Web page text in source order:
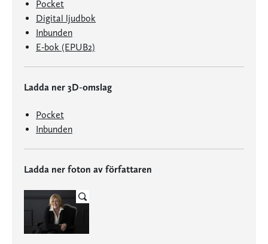
Pocket
Digital ljudbok
Inbunden
E-bok (EPUB2)
Ladda ner 3D-omslag
Pocket
Inbunden
Ladda ner foton av författaren